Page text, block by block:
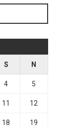
S N
4 5
11 12
18 19